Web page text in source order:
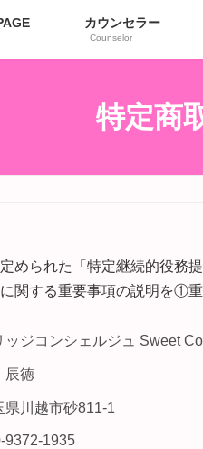
カウンセラー
Counselor
特定商
められた「特定継続的役務
関する重要事項の説明を①
ッジコンシェルジュ Sweet
徳
県川越市砂811-1
9372-1935